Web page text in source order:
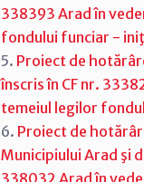
338393 Arad în
fondului funciar -
5. Proiect de
înscris în CF nr.
temeiul legilor
6. Proiect de
Municipiului Arad şi
338032 Arad în